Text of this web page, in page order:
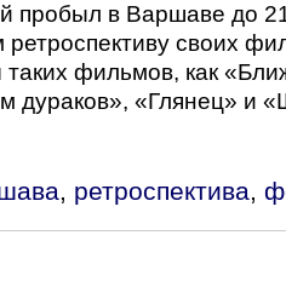
пробыл в Варшаве до
ретроспективу своих
фильмов, как
дураков», «Глянец» и
, ретроспектива,